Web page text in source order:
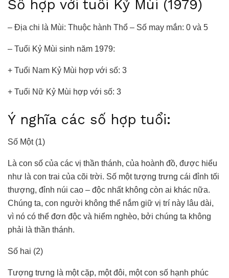
Số hợp với tuổi Kỷ Mùi (1979)
– Địa chi là Mùi: Thuộc hành Thổ – Số may mắn: 0 và 5
– Tuổi Kỷ Mùi sinh năm 1979:
+ Tuổi Nam Kỷ Mùi hợp với số: 3
+ Tuổi Nữ Kỷ Mùi hợp với số: 3
Ý nghĩa các số hợp tuổi:
Số Một (1)
Là con số của các vị thần thánh, của hoành đồ, được hiểu
như là con trai của cõi trời. Số một tượng trưng cái đỉnh tối
thượng, đỉnh núi cao – độc nhất không còn ai khác nữa.
Chúng ta, con người không thể nắm giữ vị trí này lâu dài,
vì nó có thể đơn độc và hiểm nghèo, bởi chúng ta không
phải là thần thánh.
Số hai (2)
Tượng trưng là một cặp, một đôi, một con số hạnh phúc